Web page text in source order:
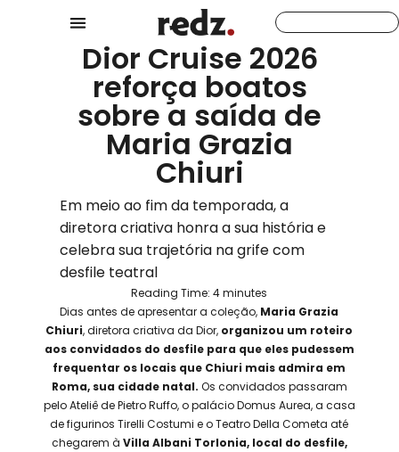
Dior Cruise 2026
reforça boatos
sobre a saída de
Maria Grazia
Chiuri
Em meio ao fim da temporada, a
diretora criativa honra a sua história e
celebra sua trajetória na grife com
desfile teatral
Reading Time:4 minutes
Dias antes de apresentar a coleção, Maria Grazia
Chiuri, diretora criativa da Dior, organizou um roteiro
aos convidados do desfile para que eles pudessem
frequentar os locais que Chiuri mais admira em
Roma, sua cidade natal. Os convidados passaram
pelo Ateliê de Pietro Ruffo, o palácio Domus Aurea, a casa
de figurinos Tirelli Costumi e o Teatro Della Cometa até
chegarem à Villa Albani Torlonia, local do desfile,